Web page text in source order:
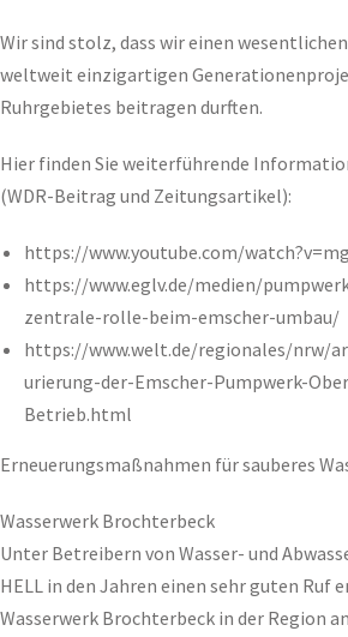
Wir sind stolz, dass wir einen
weltweit einzigartigen
Ruhrgebietes beitragen durften.
Hier finden Sie weiterführende
(WDR-Beitrag und Zeitungsartikel):
https://www.youtube.com/
https://www.eglv.de/medien/
zentrale-rolle-beim-emscher-umbau/
https://www.welt.de/regionales/nrw/
urierung-der-Emscher-Pumpwerk-
Betrieb.html
Erneuerungsmaßnahmen für sauberes
Wasserwerk Brochterbeck
Unter Betreibern von Wasser- und
HELL in den Jahren einen sehr guten Ruf
Wasserwerk Brochterbeck in der Region